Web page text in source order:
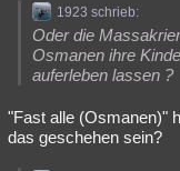
1923 schrieb:
Oder die
Osmanen ihre
auferleben lassen ?
"Fast alle (Osmanen)"
das geschehen sein?